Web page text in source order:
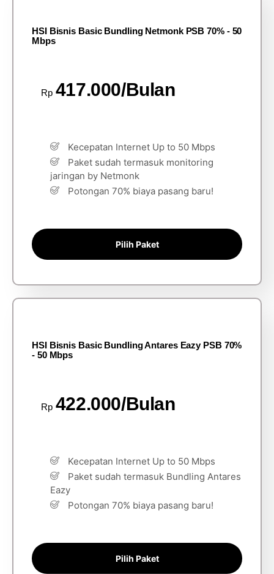
HSI Bisnis Basic Bundling Netmonk PSB 70% - 50
Mbps
Rp 417.000/Bulan
Kecepatan Internet Up to 50 Mbps
Paket sudah termasuk monitoring
jaringan by Netmonk
Potongan 70% biaya pasang baru!
Pilih Paket
HSI Bisnis Basic Bundling Antares Eazy PSB 70%
- 50 Mbps
Rp 422.000/Bulan
Kecepatan Internet Up to 50 Mbps
Paket sudah termasuk Bundling Antares
Eazy
Potongan 70% biaya pasang baru!
Pilih Paket